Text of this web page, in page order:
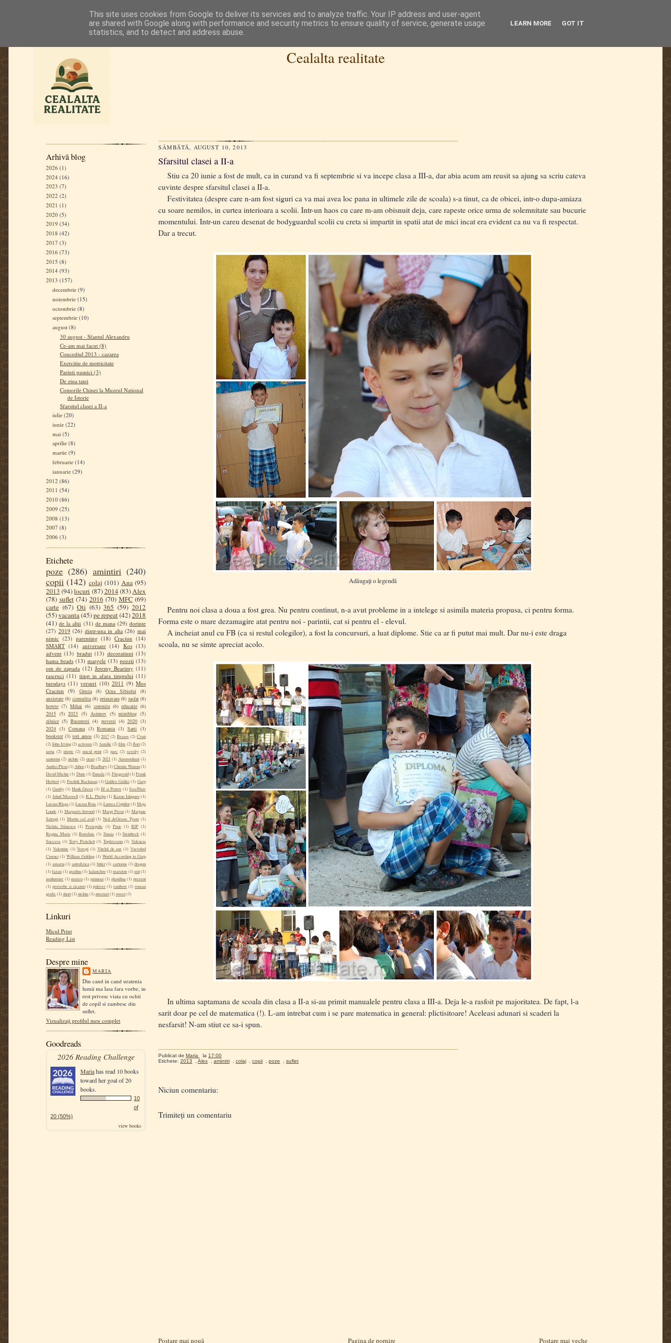
Cealalta realitate
Arhivă blog
2026 (1)
2024 (16)
2023 (7)
2022 (2)
2021 (1)
2020 (5)
2019 (34)
2018 (42)
2017 (3)
2016 (73)
2015 (8)
2014 (93)
2013 (157)
decembrie (9)
noiembrie (15)
octombrie (8)
septembrie (10)
august (8)
30 august - Sfantul Alexandru
Ce-am mai facut (8)
Concediul 2013 - cazarea
Exercitiu de motricitate
Parinti pasnici (3)
De ziua tatei
Comorile Chinei la Muzeul National
de Istorie
Sfarsitul clasei a II-a
iulie (20)
iunie (22)
mai (5)
aprilie (8)
martie (9)
februarie (14)
ianuarie (29)
2012 (86)
2011 (54)
2010 (86)
2009 (25)
2008 (13)
2007 (8)
2006 (3)
Etichete
poze (286) amintiri (240)
copii (142) colaj (101) Ana (95)
2013 (94)locuri (87)2014(83)Alex
(78) suflet (74) 2016 (70) MFC (69)
carte (67) Oti (63) 365 (59) 2012
(55)vacanta(45)pe repeat(42)2018
(41) de la altii (31) de mana (29) dorinte
(27) 2019 (26) dintr-una in alta (26) mai
nimic (23) parenting (18) Craciun (14)
SMART (14) aniversare (14) Kos (13)
advent (13) bradut (13) decoratiuni (13)
hama beads (13) margele (13) poezii (13)
om de zapada (12) Jeremy Bearimy (11)
rascruci (11) timp in afara timpului (11)
tuesdays (11) versuri (10) 2011 (9) Mos
Craciun
(9) Grecia (8) Ocna Sibiului
(8)
anxietate (8) cizmulita (8) primavara (8) rasfat (8)
howto (7) Mihai (6) coronita (6) educatie (6)
2015 (5) 2023 (5) Asimov (5) miniblog (5)
zilnice (5) Bucuresti (4) povesti (4) 2020 (3)
2024 (3) Comana (3) Romania (3) Sarti (3)
bookster (3) tori amos (3) 2017 (2) Brasov (2) Cristi
(2)John Irving (2)activism (2) familie(2)film (2) flori(2)
iarna (2) istorie (2) micul print (2) parc (2) ravelry (2)
santorini (2) stelute (2) urari (2) 2021 (1) Ammouliani (1)
Andrei Plesu(1)Athos(1)Bradbury(1)Christie Watson(1)
David Michie (1) Dune(1)Enisala (1) Fitzgerald(1)Frank
Herbert (1) Fredrik Backman (1) Galileo Galilei (1) Garp
(1) Gatsby (1) Hank Green (1) Ilf si Petrov (1) IvcelNaiv
(1) JohnCMaxwell (1) K.L. Phelps (1) Kazuo Ishiguro (1)
Lucian Blaga(1)Lucian Boia (1)Lumea Copiilor(1)Maja
Lunde (1) Margaret Atwood (1) Margi Preus (1) Marjane
Satrapi (1) Martin cel avid (1) Neil deGrasse Tyson (1)
Nichita Stănescu (1) Persepolis (1) Pixie (1) RIP (1)
Regina Maria (1) România (1) Sinaia (1) Steinbeck (1)
Suceava (1) Terry Pratchett (1) Topârceanu (1) Valencia
(1) Valentine (1) Verești (1) Vitelul de aur (1) Vsevolod
Ciornei (1) William Golding (1) World According to Garp
(1) amarui (1) astrofizica (1) bitter (1) cartoons (1) dragon
(1)fazan (1)gradina(1) kalanchoe (1)maraton (1) mit(1)
multumire (1) muzeu (1) patinoar (1) plastilina (1) prezent
(1) proverbe si zicatori (1) pulover (1) rainbow (1) roman
grafic(1)short(1)steluta(1)streetart(1)sweet(1)
Linkuri
Micul Print
Reading List
Despre mine
MARIA
Din cand in cand uratenia
lumii ma lasa fara vorbe, in
rest privesc viata cu ochii
de copil si zambesc din
suflet.
Vizualizați profilul meu complet
Goodreads
2026 Reading Challenge
Mariahas read 10 books
toward her goal of 20
books.
10
of
20 (50%)
view books
SÂMBĂTĂ, AUGUST 10, 2013
Sfarsitul clasei a II-a
Stiu ca 20 iunie a fost de mult, ca in curand va fi septembrie si va incepe clasa a III-a, dar abia acum am reusit sa ajung sa scriu cateva
cuvinte despre sfarsitul clasei a II-a.
Festivitatea (despre care n-am fost siguri ca va mai avea loc pana in ultimele zile de scoala) s-a tinut, ca de obicei, intr-o dupa-amiaza
cu soare nemilos, in curtea interioara a scolii. Intr-un haos cu care m-am obisnuit deja, care rapeste orice urma de solemnitate sau bucurie
momentului. Intr-un careu desenat de bodyguardul scolii cu creta si impartit in spatii atat de mici incat era evident ca nu va fi respectat.
Dar a trecut.
Adăugaţi o legendă
Pentru noi clasa a doua a fost grea. Nu pentru continut, n-a avut probleme in a intelege si asimila materia propusa, ci pentru forma.
Forma este o mare dezamagire atat pentru noi - parintii, cat si pentru el - elevul.
A incheiat anul cu FB (ca si restul colegilor), a fost la concursuri, a luat diplome. Stie ca ar fi putut mai mult. Dar nu-i este draga
scoala, nu se simte apreciat acolo.
In ultima saptamana de scoala din clasa a II-a si-au primit manualele pentru clasa a III-a. Deja le-a rasfoit pe majoritatea. De fapt, l-a
sarit doar pe cel de matematica (!). L-am intrebat cum i se pare matematica in general: plictisitoare! Aceleasi adunari si scaderi la
nesfarsit! N-am stiut ce sa-i spun.
Publicat de Maria la 17:00
Etichete: 2013 Alex amintiri colaj copii poze suflet
Niciun comentariu:
Trimiteți un comentariu
Postare mai nouă Postare mai veche
Pagina de pornire
This site uses cookies from Google to deliver its services and to analyze traffic. Your IP address and user-agent
are shared with Google along with performance and security metrics to ensure quality of service, generate usage
statistics, and to detect and address abuse.
LEARN MORE GOT IT